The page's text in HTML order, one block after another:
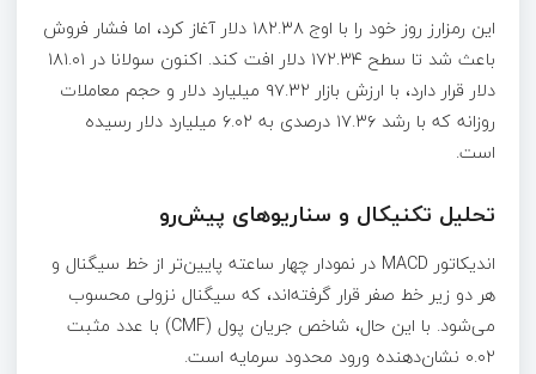
این رمزارز روز خود را با اوج ۱۸۲.۳۸ دلار آغاز کرد، اما فشار فروش
باعث شد تا سطح ۱۷۲.۳۴ دلار افت کند. اکنون سولانا در ۱۸۱.۰۱
دلار قرار دارد، با ارزش بازار ۹۷.۳۲ میلیارد دلار و حجم معاملات
روزانه که با رشد ۱۷.۳۶ درصدی به ۶.۰۲ میلیارد دلار رسیده
است.
تحلیل تکنیکال و سناریوهای پیش‌رو
اندیکاتور MACD در نمودار چهار ساعته پایین‌تر از خط سیگنال و
هر دو زیر خط صفر قرار گرفته‌اند، که سیگنال نزولی محسوب
می‌شود. با این حال، شاخص جریان پول (CMF) با عدد مثبت
۰.۰۲ نشان‌دهنده ورود محدود سرمایه است.